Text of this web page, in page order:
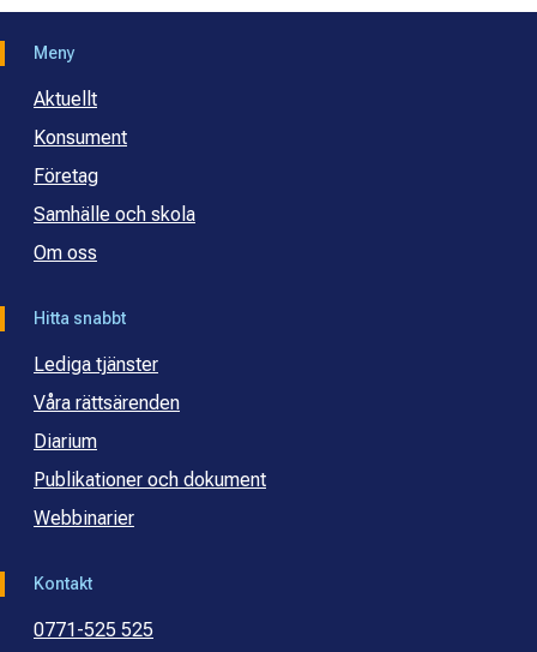
Meny
Aktuellt
Konsument
Företag
Samhälle och skola
Om oss
Hitta snabbt
Lediga tjänster
Våra rättsärenden
Diarium
Publikationer och dokument
Webbinarier
Kontakt
0771-525 525